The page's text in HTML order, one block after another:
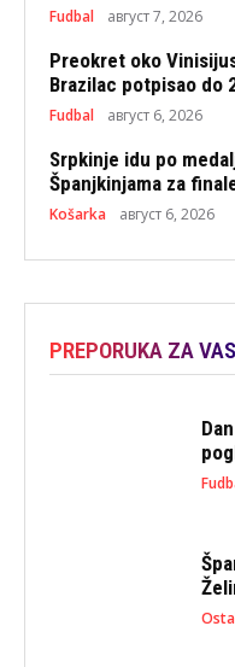
Fudbal август 7, 2026
Preokret oko
Brazilac potpisao do
Fudbal август 6, 2026
Srpkinje idu po
Španjkinjama za
Košarka август 6, 2026
PREPORUKA ZA VAS